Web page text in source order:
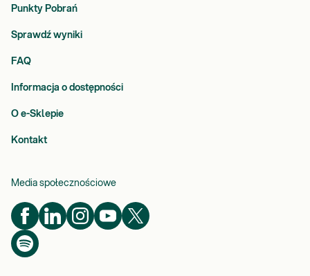
Punkty Pobrań
Sprawdź wyniki
FAQ
Informacja o dostępności
O e-Sklepie
Kontakt
Media społecznościowe